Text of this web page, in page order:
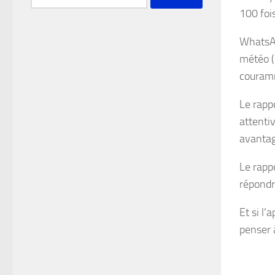
100
météo
Le
Le
Et si
penser